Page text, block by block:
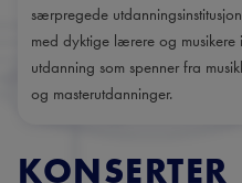
særpregede
med dyktige lærere og musikere
utdanning som spenner fra
og masterutdanninger.
KONSERTER